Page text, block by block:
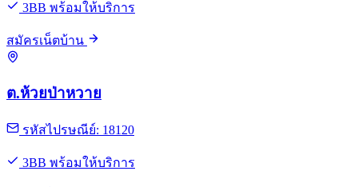
3BB พร้อมให้บริการ
สมัครเน็ตบ้าน
ต.ห้วยป่าหวาย
รหัสไปรษณีย์: 18120
3BB พร้อมให้บริการ